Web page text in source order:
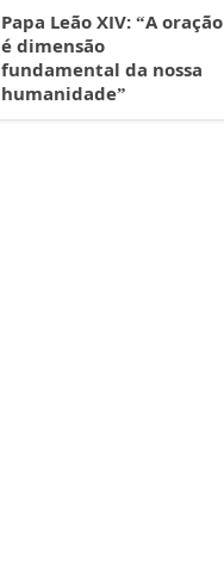
Papa Leão XIV: “A oração
é dimensão
fundamental da nossa
humanidade”